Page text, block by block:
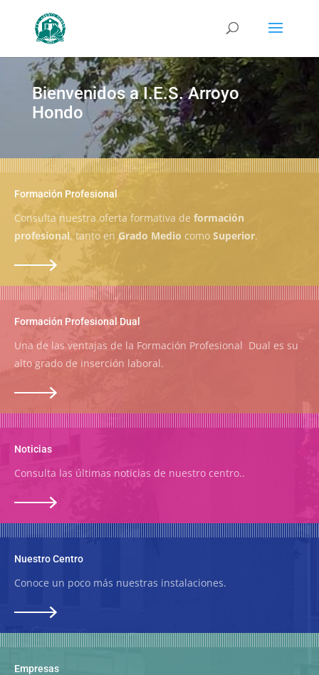
Bienvenidos a I.E.S. Arroyo
Hondo
Formación Profesional
Consulta nuestra oferta formativa de formación
profesional, tanto en Grado Medio como Superior.
Formación Profesional Dual
Una de las ventajas de la Formación Profesional Dual es su
alto grado de inserción laboral.
Noticias
Consulta las últimas noticias de nuestro centro..
Nuestro Centro
Conoce un poco más nuestras instalaciones.
Empresas